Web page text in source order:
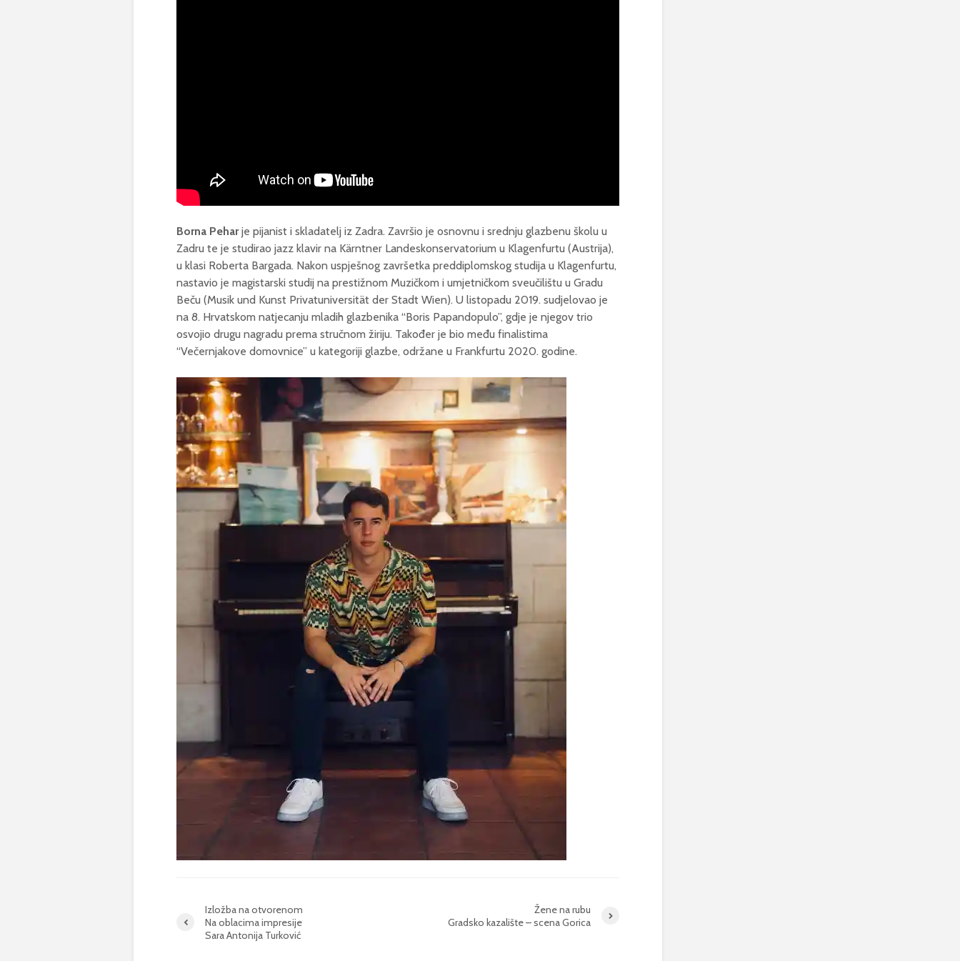
Borna Peharje pijanist i skladatelj iz Zadra. Završio je osnovnu i srednju glazbenu školu u
Zadru te je studirao jazz klavir na Kärntner Landeskonservatorium u Klagenfurtu (Austrija),
u klasi Roberta Bargada. Nakon uspješnog završetka preddiplomskog studija u Klagenfurtu,
nastavio je magistarski studij na prestižnom Muzičkom i umjetničkom sveučilištu u Gradu
Beču (Musik und Kunst Privatuniversität der Stadt Wien). U listopadu 2019. sudjelovao je
na 8. Hrvatskom natjecanju mladih glazbenika “Boris Papandopulo”, gdje je njegov trio
osvojio drugu nagradu prema stručnom žiriju. Također je bio među finalistima
“Večernjakove domovnice” u kategoriji glazbe, održane u Frankfurtu 2020. godine.
Izložba na otvorenom
Na oblacima impresije
Sara Antonija Turković
Žene na rubu
Gradsko kazalište – scena Gorica